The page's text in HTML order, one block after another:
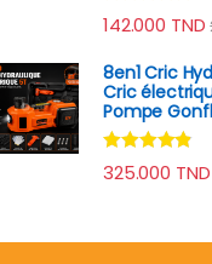
Note4.70
sur 5
142.000 TND
8en1 Cric
Cric
Pompe
Note4.70
sur 5
325.000 TND